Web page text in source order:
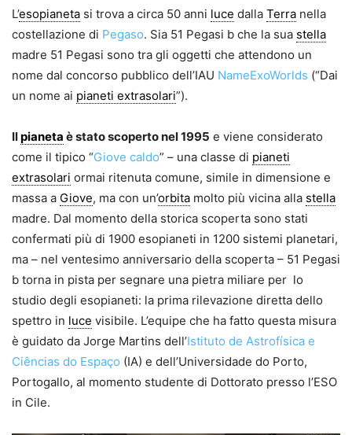
L’esopianeta si trova a circa 50 anni luce dalla Terra nella
costellazione di Pegaso. Sia 51 Pegasi b che la sua stella
madre 51 Pegasi sono tra gli oggetti che attendono un
nome dal concorso pubblico dell’IAU NameExoWorlds (“Dai
un nome ai pianeti extrasolari”).
Ilpianeta è stato scoperto nel 1995 e viene considerato
come il tipico “Giove caldo” – una classe di pianeti
extrasolari ormai ritenuta comune, simile in dimensione e
massa a Giove, ma con un’orbita molto più vicina alla stella
madre. Dal momento della storica scoperta sono stati
confermati più di 1900 esopianeti in 1200 sistemi planetari,
ma – nel ventesimo anniversario della scoperta – 51 Pegasi
b torna in pista per segnare una pietra miliare per lo
studio degli esopianeti: la prima rilevazione diretta dello
spettro in luce visibile. L’equipe che ha fatto questa misura
è guidato da Jorge Martins dell’Istituto de Astrofísica e
Ciências do Espaço (IA) e dell’Universidade do Porto,
Portogallo, al momento studente di Dottorato presso l’ESO
in Cile.